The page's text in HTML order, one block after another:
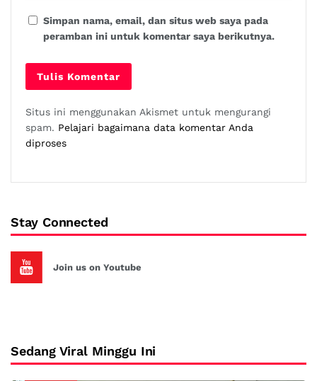
Simpan nama, email, dan situs web saya pada
peramban ini untuk komentar saya berikutnya.
Situs ini menggunakan Akismet untuk mengurangi
spam. Pelajari bagaimana data komentar Anda
diproses
Stay Connected
Join us on Youtube
Sedang Viral Minggu Ini